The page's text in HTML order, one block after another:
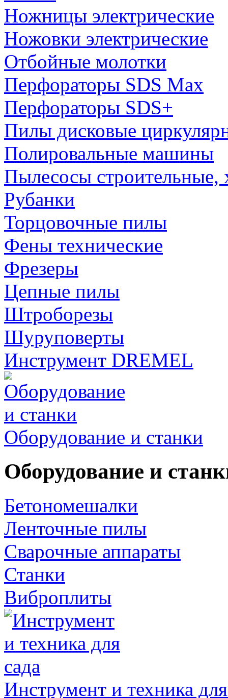
Ножницы электрические
Ножовки электрические
Отбойные молотки
Перфораторы SDS Max
Перфораторы SDS+
Пилы дисковые
Полировальные машины
Пылесосы строительные,
Рубанки
Торцовочные пилы
Фены технические
Фрезеры
Цепные пилы
Штроборезы
Шуруповерты
Инструмент DREMEL
Оборудование и станки
Оборудование и
Бетономешалки
Ленточные пилы
Сварочные аппараты
Станки
Виброплиты
Инструмент и техника